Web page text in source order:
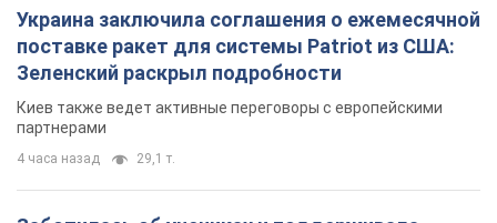
Украина заключила соглашения о ежемесячной
поставке ракет для системы Patriot из США:
Зеленский раскрыл подробности
Киев также ведет активные переговоры с европейскими
партнерами
4 часа назад 29,1 т.